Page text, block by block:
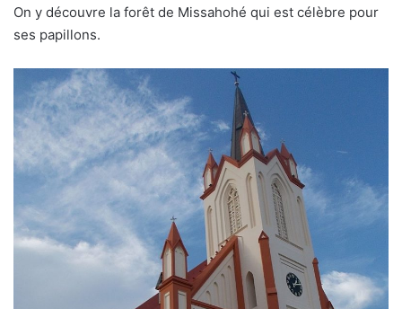
On y découvre la forêt de Missahohé qui est célèbre pour
ses papillons.